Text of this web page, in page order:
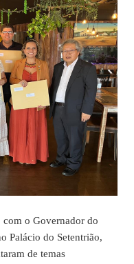
o Governador do
Palácio do Setentrião,
de temas